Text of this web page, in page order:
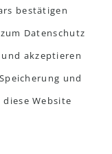
bestätigen
Datenschutz
akzeptieren
und
Website